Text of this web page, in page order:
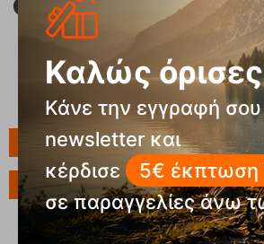
Πληροφορίες
Ερώτηση για το προϊόν
Καλώς
Κάνε την εγγραφή
newsletter και
κέρδισε
5€ έκπτωση
σε παραγγελίες άνω